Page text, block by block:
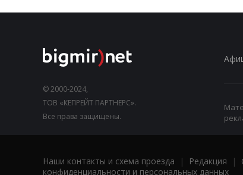
© 2000-2024,
ТОВ «КЕПРЕЙТ ПАРТНЕРС».
Все права защищены.
Наши контакты и схема проезда | Редакция |
конфиденциальности и персональных данных